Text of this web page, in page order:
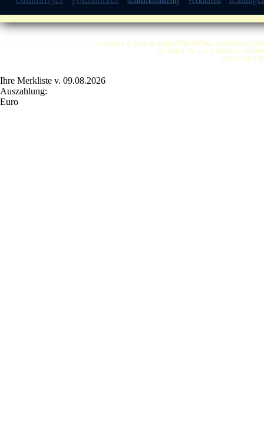
Copyright © 2012 by ANKA
So finden Sie uns in Stuttgart:
Impressum|
Ihre Merkliste v. 09.08.2026
Auszahlung:
Euro